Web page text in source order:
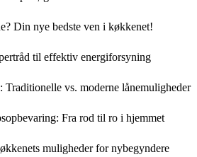
Din nye bedste ven i køkkenet!
til effektiv energiforsyning
vs. moderne lånemuligheder
Fra rod til ro i hjemmet
muligheder for nybegyndere